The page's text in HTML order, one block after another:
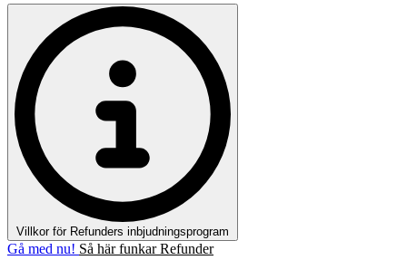
Villkor för Refunders inbjudningsprogram
Gå med nu! Så här funkar Refunder